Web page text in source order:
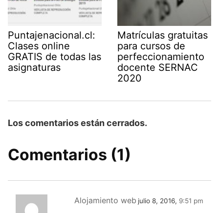
Puntajenacional.cl:
Clases online
GRATIS de todas las
asignaturas
Matrículas gratuitas
para cursos de
perfeccionamiento
docente SERNAC
2020
Los comentarios están cerrados.
Comentarios (1)
Alojamiento web julio 8, 2016, 9:51 pm